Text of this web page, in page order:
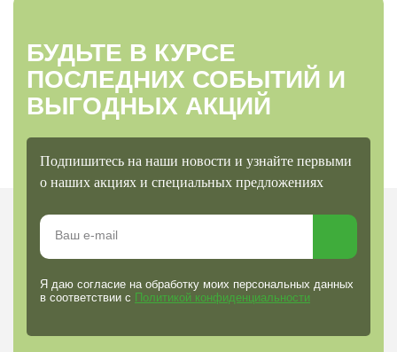
БУДЬТЕ В КУРСЕ
ПОСЛЕДНИХ СОБЫТИЙ И
ВЫГОДНЫХ АКЦИЙ
Подпишитесь на наши новости и узнайте первыми
о наших акциях и специальных предложениях
Я даю согласие на обработку моих персональных данных
в соответствии с Политикой конфиденциальности